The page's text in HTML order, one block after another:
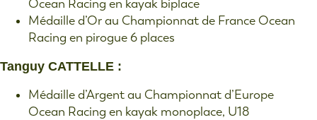
Ocean Racing en kayak biplace
Médaille d’Or au Championnat de France Ocean
Racing en pirogue 6 places
Tanguy CATTELLE :
Médaille d’Argent au Championnat d’Europe
Ocean Racing en kayak monoplace, U18